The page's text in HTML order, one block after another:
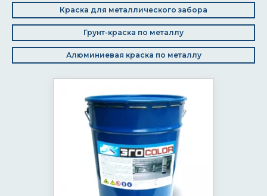
Краска для металлического забора
Грунт-краска по металлу
Алюминиевая краска по металлу